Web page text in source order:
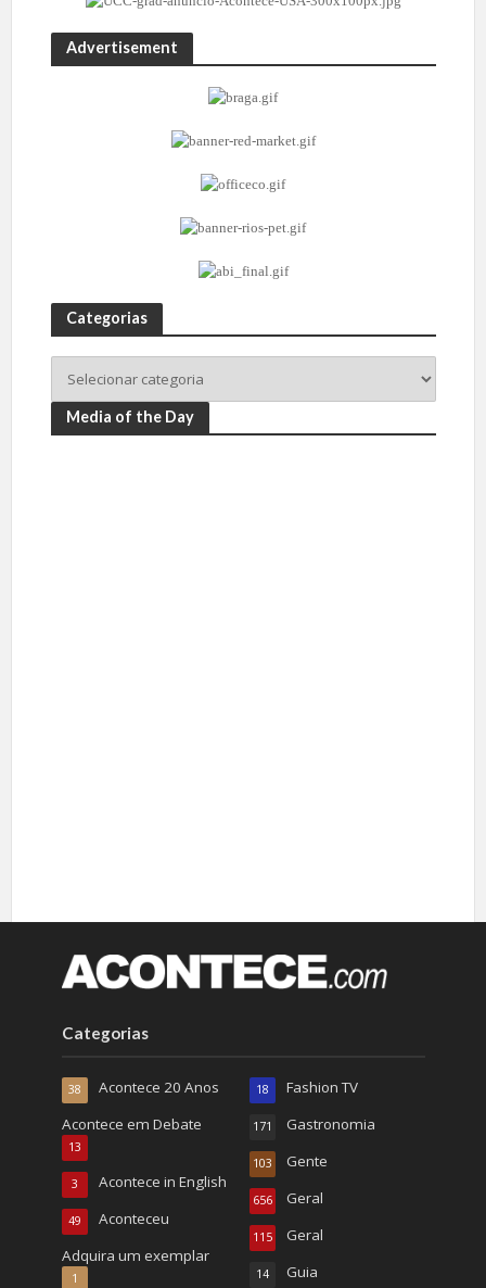
Advertisement
Categorias
Media of the Day
Categorias
Acontece 20 Anos
38
Acontece em Debate
13
Acontece in English
3
Aconteceu
49
Adquira um exemplar
1
Fashion TV
18
Gastronomia
171
Gente
103
Geral
656
Geral
115
Guia
14